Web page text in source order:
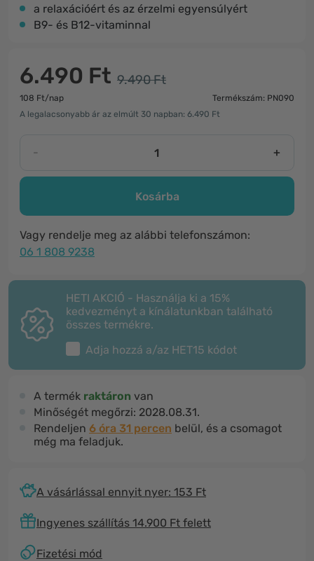
a relaxációért és az érzelmi egyensúlyért
B9- és B12-vitaminnal
6.490 Ft 9.490 Ft
108 Ft/nap
Termékszám: PN090
A legalacsonyabb ár az elmúlt 30 napban: 6.490 Ft
- +
Kosárba
Vagy rendelje meg az alábbi telefonszámon:
06 1 808 9238
HETI AKCIÓ - Használja ki a 15%
kedvezményt a kínálatunkban található
összes termékre.
Adja hozzá a/az HET15 kódot
A termék raktáron van
Minőségét megőrzi: 2028.08.31.
Rendeljen 6 óra 31 percen belül, és a csomagot
még ma feladjuk.
A vásárlással ennyit nyer: 153 Ft
Ingyenes szállítás 14.900 Ft felett
Fizetési mód